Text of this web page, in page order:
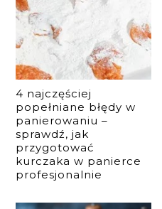
4 najczęściej
popełniane błędy w
panierowaniu –
sprawdź, jak
przygotować
kurczaka w panierce
profesjonalnie